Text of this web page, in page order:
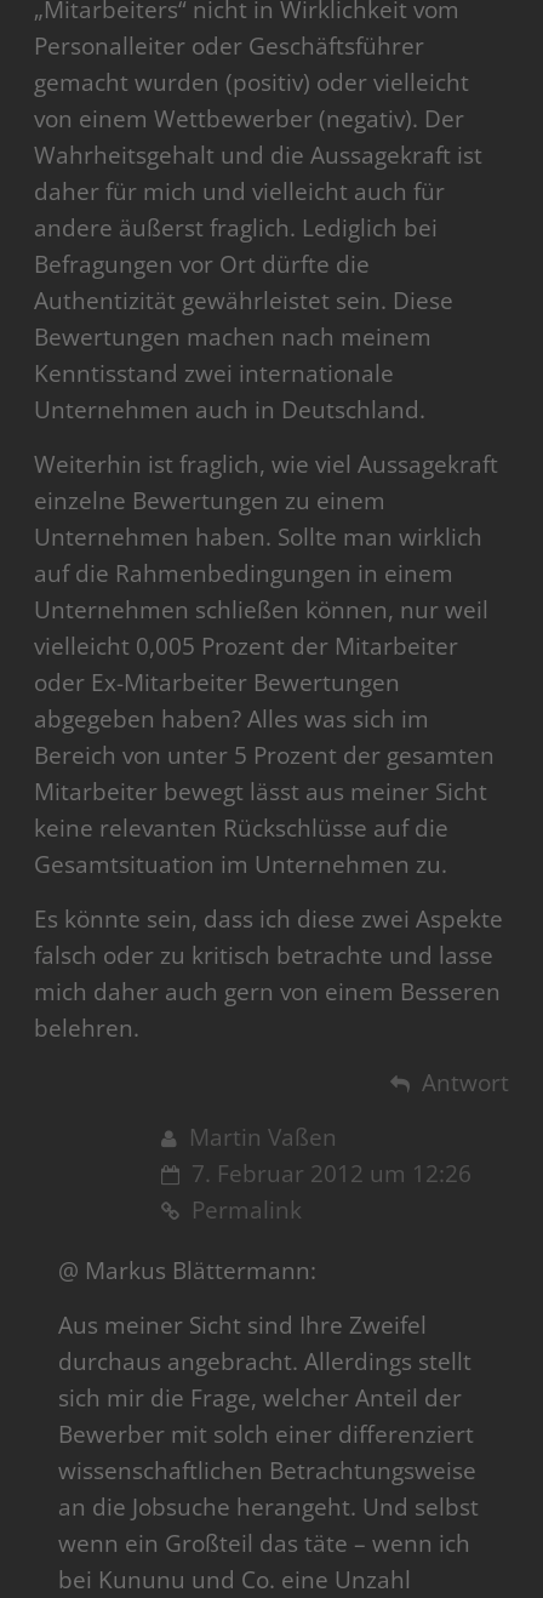
„Mitarbeiters“ nicht in Wirklichkeit vom
Personalleiter oder Geschäftsführer
gemacht wurden (positiv) oder vielleicht
von einem Wettbewerber (negativ). Der
Wahrheitsgehalt und die Aussagekraft ist
daher für mich und vielleicht auch für
andere äußerst fraglich. Lediglich bei
Befragungen vor Ort dürfte die
Authentizität gewährleistet sein. Diese
Bewertungen machen nach meinem
Kenntisstand zwei internationale
Unternehmen auch in Deutschland.
Weiterhin ist fraglich, wie viel Aussagekraft
einzelne Bewertungen zu einem
Unternehmen haben. Sollte man wirklich
auf die Rahmenbedingungen in einem
Unternehmen schließen können, nur weil
vielleicht 0,005 Prozent der Mitarbeiter
oder Ex-Mitarbeiter Bewertungen
abgegeben haben? Alles was sich im
Bereich von unter 5 Prozent der gesamten
Mitarbeiter bewegt lässt aus meiner Sicht
keine relevanten Rückschlüsse auf die
Gesamtsituation im Unternehmen zu.
Es könnte sein, dass ich diese zwei Aspekte
falsch oder zu kritisch betrachte und lasse
mich daher auch gern von einem Besseren
belehren.
Antwort
Martin Vaßen
7. Februar 2012 um 12:26
Permalink
@ Markus Blättermann:
Aus meiner Sicht sind Ihre Zweifel
durchaus angebracht. Allerdings stellt
sich mir die Frage, welcher Anteil der
Bewerber mit solch einer differenziert
wissenschaftlichen Betrachtungsweise
an die Jobsuche herangeht. Und selbst
wenn ein Großteil das täte – wenn ich
bei Kununu und Co. eine Unzahl